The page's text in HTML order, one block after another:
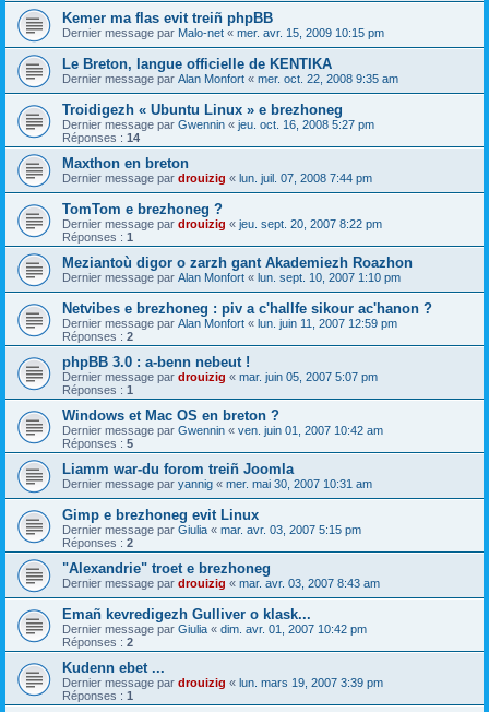
Kemer ma flas evit treiñ phpBB
Dernier message par Malo-net « mer. avr. 15, 2009 10:15 pm
Le Breton, langue officielle de KENTIKA
Dernier message par Alan Monfort « mer. oct. 22, 2008 9:35 am
Troidigezh « Ubuntu Linux » e brezhoneg
Dernier message par Gwennin « jeu. oct. 16, 2008 5:27 pm
Réponses : 14
Maxthon en breton
Dernier message par drouizig « lun. juil. 07, 2008 7:44 pm
TomTom e brezhoneg ?
Dernier message par drouizig « jeu. sept. 20, 2007 8:22 pm
Réponses : 1
Meziantoù digor o zarzh gant Akademiezh Roazhon
Dernier message par Alan Monfort « lun. sept. 10, 2007 1:10 pm
Netvibes e brezhoneg : piv a c'hallfe sikour ac'hanon ?
Dernier message par Alan Monfort « lun. juin 11, 2007 12:59 pm
Réponses : 2
phpBB 3.0 : a-benn nebeut !
Dernier message par drouizig « mar. juin 05, 2007 5:07 pm
Réponses : 1
Windows et Mac OS en breton ?
Dernier message par Gwennin « ven. juin 01, 2007 10:42 am
Réponses : 5
Liamm war-du forom treiñ Joomla
Dernier message par yannig « mer. mai 30, 2007 10:31 am
Gimp e brezhoneg evit Linux
Dernier message par Giulia « mar. avr. 03, 2007 5:15 pm
Réponses : 2
"Alexandrie" troet e brezhoneg
Dernier message par drouizig « mar. avr. 03, 2007 8:43 am
Emañ kevredigezh Gulliver o klask...
Dernier message par Giulia « dim. avr. 01, 2007 10:42 pm
Réponses : 2
Kudenn ebet ...
Dernier message par drouizig « lun. mars 19, 2007 3:39 pm
Réponses : 1